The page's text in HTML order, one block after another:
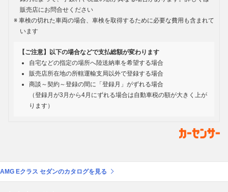
販売店にお問合せください
車検の切れた車両の場合、車検を取得するために必要な費用も含まれて
います
【ご注意】以下の場合などで支払総額が変わります
自宅などの指定の場所へ陸送納車を希望する場合
販売店所在地の所轄運輸支局以外で登録する場合
商談～契約～登録の間に「登録月」がずれる場合
（登録月が3月から4月にずれる場合は自動車税の額が大きく上が
ります）
AMG Eクラス セダンのカタログを見る